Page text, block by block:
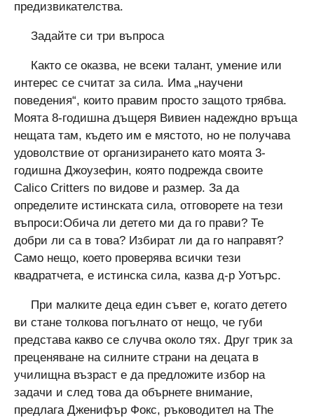
предизвикателства.
Задайте си три въпроса
Както се оказва, не всеки талант, умение или
интерес се считат за сила. Има „научени
поведения“, които правим просто защото трябва.
Моята 8-годишна дъщеря Вивиен надеждно връща
нещата там, където им е мястото, но не получава
удоволствие от организирането като моята 3-
годишна Джоузефин, която подрежда своите
Calico Critters по видове и размер. За да
определите истинската сила, отговорете на тези
въпроси:Обича ли детето ми да го прави? Те
добри ли са в това? Избират ли да го направят?
Само нещо, което проверява всички тези
квадратчета, е истинска сила, казва д-р Уотърс.
При малките деца един съвет е, когато детето
ви стане толкова погълнато от нещо, че губи
представа какво се случва около тях. Друг трик за
преценяване на силните страни на децата в
училищна възраст е да предложите избор на
задачи и след това да обърнете внимание,
предлага Дженифър Фокс, ръководител на The